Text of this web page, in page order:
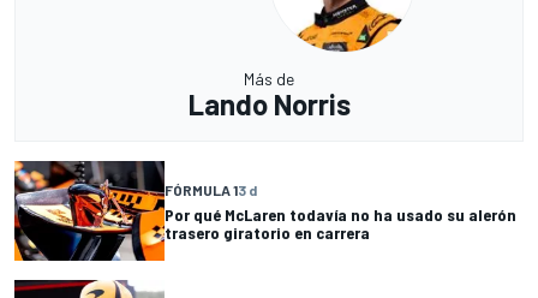
Más de
Lando Norris
FÓRMULA 13 d
Por qué McLaren todavía no ha usado su alerón
trasero giratorio en carrera